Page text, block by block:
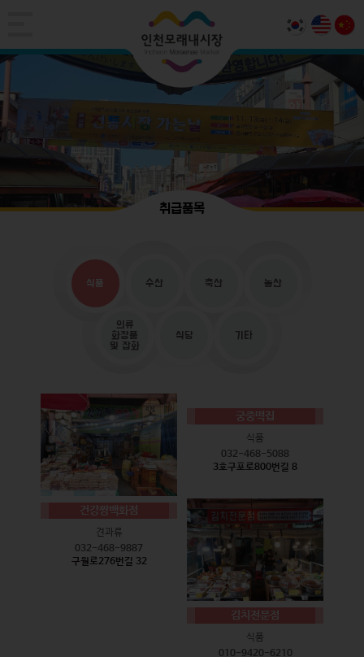
취급품목
식품 수산 축산 농산
의류
화장품
및 잡화
식당 기타
건강짱백화점
견과류
032-468-9887
구월로276번길 32
궁중떡집
식품
032-468-5088
3호구포로800번길 8
김치전문점
식품
010-9420-6210